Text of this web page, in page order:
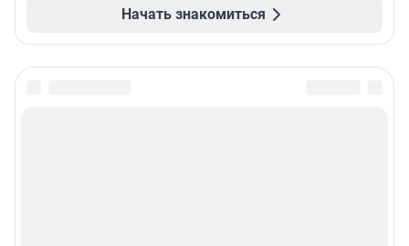
Начать знакомиться